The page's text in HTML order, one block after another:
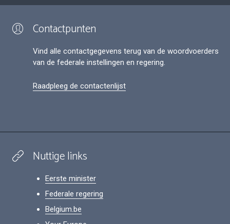
Contactpunten
Vind alle contactgegevens terug van de woordvoerders
van de federale instellingen en regering.
Raadpleeg de contactenlijst
Nuttige links
Eerste minister
Federale regering
Belgium.be